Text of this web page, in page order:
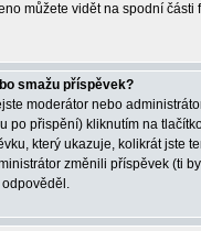
můžete vidět na spodní části
smažu příspěvek?
moderátor nebo
po přispění) kliknutím na
který ukazuje, kolikrát jste
změnili příspěvek (ti